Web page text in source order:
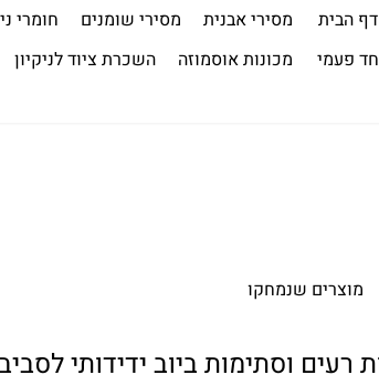
דף הבית מסירי אבנית מסירי שומנים חומרי
חד פעמי
מכונות אוסמוזה השכרת ציוד לניקיון
מוצרים שנמחקו